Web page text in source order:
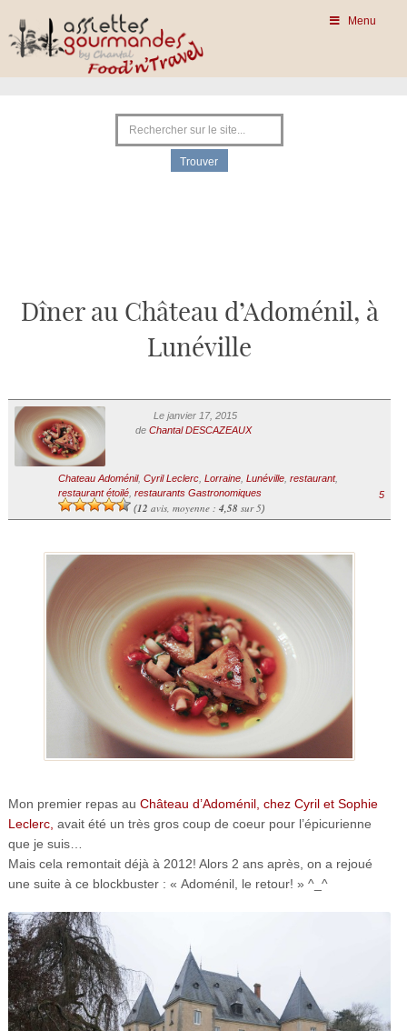
Menu
Dîner au Château d’Adoménil, à
Lunéville
Le janvier 17, 2015
de Chantal DESCAZEAUX
Chateau Adoménil, Cyril Leclerc, Lorraine, Lunéville, restaurant,
restaurant étoilé, restaurants Gastronomiques
(12 avis, moyenne : 4,58 sur 5)
5
Mon premier repas au Château d’Adoménil, chez Cyril et Sophie
Leclerc, avait été un très gros coup de coeur pour l’épicurienne
que je suis…
Mais cela remontait déjà à 2012! Alors 2 ans après, on a rejoué
une suite à ce blockbuster : « Adoménil, le retour! » ^_^